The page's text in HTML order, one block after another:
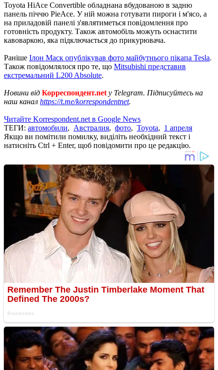
Toyota HiAce Convertible обладнана вбудованою в задню
панель піччю PieAce. У ній можна готувати пироги і м'ясо, а
на приладовій панелі з'являтиметься повідомлення про
готовність продукту. Також автомобіль можуть оснастити
кавоваркою, яка підключається до прикурювача.
Раніше Ілон Маск опублікував фото майбутнього пікапа Tesla.
Також повідомлялося про те, що Mitsubishi представив
екстремальний L200 Absolute.
Новини від Корреспондент.net у Telegram. Підписуйтесь на
наш канал https://t.me/korrespondentnet.
Читайте Korrespondent.net в Google News
ТЕГИ: автомобили, Австралия, фото, Toyota, 1 апреля
Якщо ви помітили помилку, виділіть необхідний текст і
натисніть Ctrl + Enter, щоб повідомити про це редакцію.